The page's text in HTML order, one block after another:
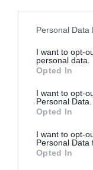
Please note that
not limited to your
grant or deny
use your data for
consent section.
Personal Data
I want to opt-
personal data.
Opted In
I want to opt-
Personal Data.
Opted In
I want to opt-
Personal Data
Opted In